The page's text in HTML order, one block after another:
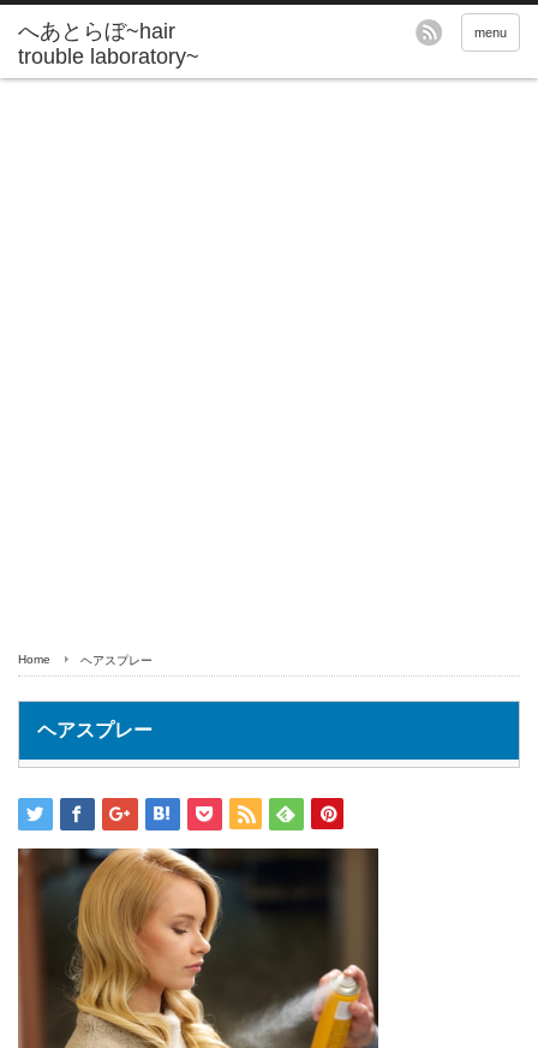
へあとらぼ~hair
trouble laboratory~
menu
Home ヘアスプレー
ヘアスプレー